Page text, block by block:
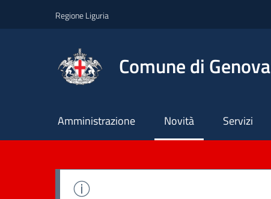
Regione Liguria
Comune di Genova
Principale
Amministrazione Novità Servizi